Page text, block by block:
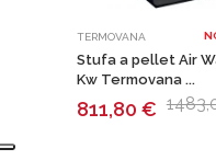
TERMOVANA
Stufa a pellet Air
Kw Termovana ...
811,80 €